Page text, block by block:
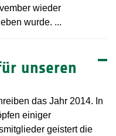
wieder
wurde. ...
unseren
das Jahr 2014. In
einiger
geistert die